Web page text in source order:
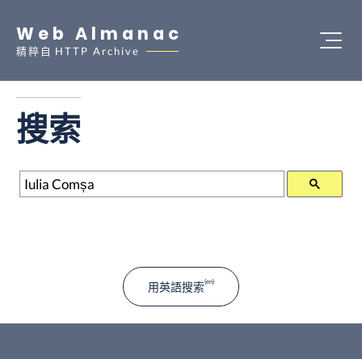
Web Almanac
精粹自 HTTP Archive
搜索
搜索
用英語搜索